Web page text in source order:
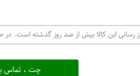
رسانی این کالا بیش از صد روز گذشته است. در
چت ، تماس